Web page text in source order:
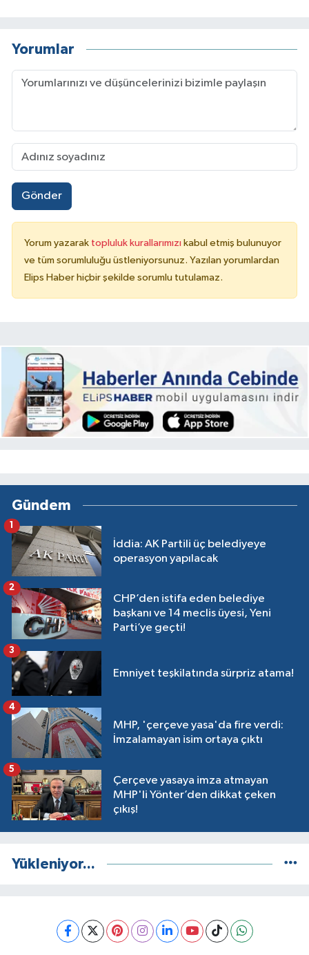
Yorumlar
Gönder
Yorum yazarak topluluk kurallarımızı kabul etmiş bulunuyor
ve tüm sorumluluğu üstleniyorsunuz. Yazılan yorumlardan
Elips Haber hiçbir şekilde sorumlu tutulamaz.
Gündem
İddia: AK Partili üç belediyeye
operasyon yapılacak
CHP’den istifa eden belediye
başkanı ve 14 meclis üyesi, Yeni
Parti’ye geçti!
2
Emniyet teşkilatında sürpriz atama!
3
MHP, 'çerçeve yasa'da fire verdi:
İmzalamayan isim ortaya çıktı
4
Çerçeve yasaya imza atmayan
MHP'li Yönter’den dikkat çeken
çıkış!
5
Yükleniyor...